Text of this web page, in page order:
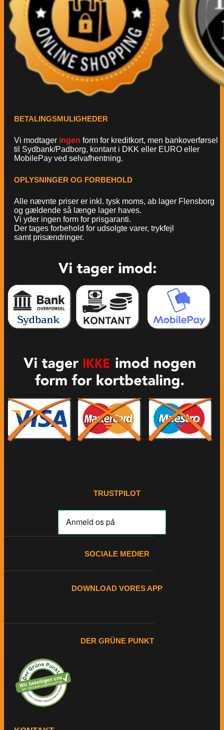
BETALINGSMULIGHEDER
Vi modtager ingen form for kreditkort, men bankoverførsel
til Sydbank/Padborg, kontant i DKK eller EURO eller
MobilePay ved selvafhentning.
OPLYSNINGER OG FORBEHOLD
Alle nævnte priser er inkl. tysk moms, ab lager Flensborg
og gældende så længe lager haves.
Vi yder ingen form for prisgaranti.
Der tages forbehold for udsolgte varer, trykfejl
samt prisændringer.
TRUSTPILOT
SOCIALE MEDIER
DOWNLOAD VORES APP
DER GRÜNE PUNKT